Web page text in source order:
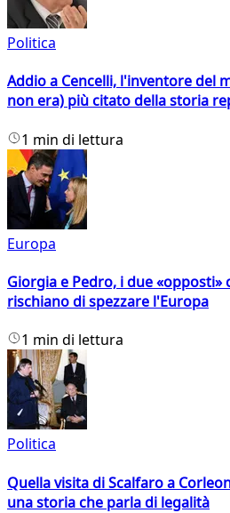
Politica
Addio a Cencelli, l'inventore del
non era) più citato della storia
1 min di lettura
Europa
Giorgia e Pedro, i due
rischiano di spezzare l'Europa
1 min di lettura
Politica
Quella visita di Scalfaro a
una storia che parla di legalità